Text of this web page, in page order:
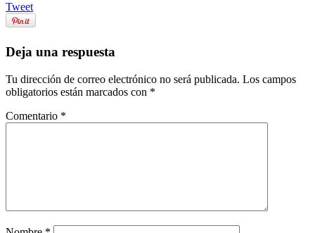
Tweet
Deja una respuesta
Tu dirección de correo electrónico no será publicada. Los campos
obligatorios están marcados con *
Comentario *